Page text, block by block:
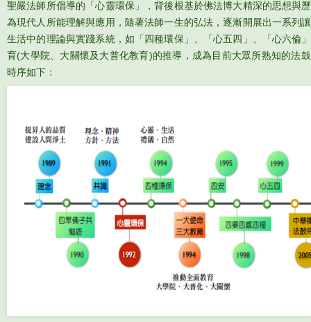
聖嚴法師所倡導的「心靈環保」，背後根基於佛法博大精深的思想與
為現代人所能理解與應用，隨著法師一生的弘法，逐漸開展出一系列
生活中的理論與實踐系統，如「四種環保」、「心五四」、「心六倫
育(大學院、大關懷及大普化教育)的推導，成為目前大眾所熟知的法
時序如下：